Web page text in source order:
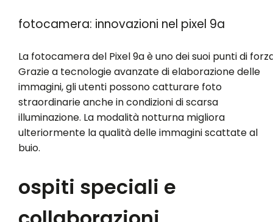
fotocamera: innovazioni nel pixel 9a
La fotocamera del Pixel 9a è uno dei suoi punti di
Grazie a tecnologie avanzate di elaborazione delle
immagini, gli utenti possono catturare foto
straordinarie anche in condizioni di scarsa
illuminazione. La modalità notturna migliora
ulteriormente la qualità delle immagini scattate al
buio.
ospiti speciali e